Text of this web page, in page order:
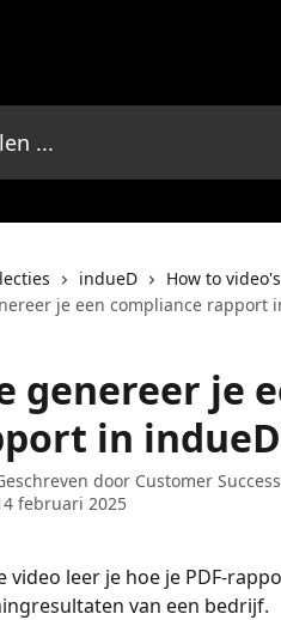
indueD
How to
je een compliance rapport
genereer je
in
door Customer Success
februari 2025
video leer je hoe je PDF-
van een bedrijf.